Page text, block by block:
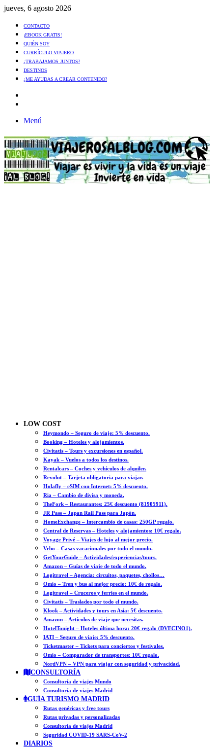
jueves, 6 agosto 2026
CONTACTO
¡EBOOK GRATIS!
QUIÉN SOY
CURRÍCULO VIAJERO
¿TRABAJAMOS JUNTOS?
DESTINOS
¿ME AYUDAS A CREAR CONTENIDO?
Menú
LOW COST
Heymondo – Seguro de viaje: 5% descuento.
Booking – Hoteles y alojamientos.
Civitatis – Tours y excursiones en español.
Kayak – Vuelos a todos los destinos.
Rentalcars – Coches y vehículos de alquiler.
Revolut – Tarjeta obligatoria para viajar.
Holafly – eSIM con Internet: 5% descuento.
Ria – Cambio de divisa y moneda.
TheFork – Restaurantes: 25€ descuento (81905911).
JR Pass – Japan Rail Pass para Japón.
HomeExchange – Intercambio de casas: 250GP regalo.
Central de Reservas – Hoteles y alojamientos: 10€ regalo.
Voyage Privé – Viajes de lujo al mejor precio.
Vrbo – Casas vacacionales por todo el mundo.
GetYourGuide – Actividades/experiencias/tours.
Amazon – Guías de viaje de todo el mundo.
Logitravel – Agencia: circuitos, paquetes, chollos…
Omio – Tren y bus al mejor precio: 10€ de regalo.
Logitravel – Cruceros y ferries en el mundo.
Civitatis – Traslados por todo el mundo.
Klook – Actividades y tours en Asia: 5€ descuento.
Amazon – Artículos de viaje que necesitas.
HotelTonight – Hoteles última hora: 20€ regalo (DVECINO1).
IATI – Seguro de viaje: 5% descuento.
Ticketmaster – Tickets para conciertos y festivales.
Omio – Comparador de transportes: 10€ regalo.
NordVPN – VPN para viajar con seguridad y privacidad.
CONSULTORÍA
Consultoría de viajes Mundo
Consultoría de viajes Madrid
GUÍA TURISMO MADRID
Rutas genéricas y free tours
Rutas privadas y personalizadas
Consultoría de viajes Madrid
Seguridad COVID-19 SARS-CoV-2
DIARIOS